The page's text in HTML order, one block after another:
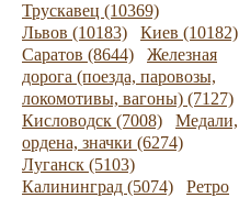
Трускавец (10369)
Львов (10183)
Киев (10182)
Саратов (8644)
Железная
дорога (поезда, паровозы,
локомотивы, вагоны) (7127)
Кисловодск (7008)
Медали,
ордена, значки (6274)
Луганск (5103)
Калининград (5074)
Ретро